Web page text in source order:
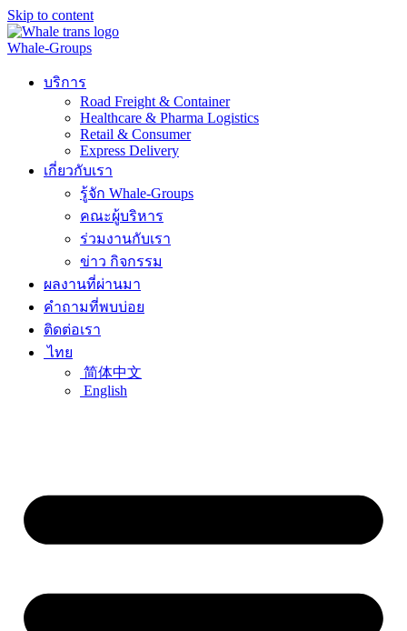
Skip to content
Whale-Groups
บริการ
Road Freight & Container
Healthcare & Pharma Logistics
Retail & Consumer
Express Delivery
เกี่ยวกับเรา
รู้จัก Whale-Groups
คณะผู้บริหาร
ร่วมงานกับเรา
ข่าว กิจกรรม
ผลงานที่ผ่านมา
คำถามที่พบบ่อย
ติดต่อเรา
ไทย
简体中文
English